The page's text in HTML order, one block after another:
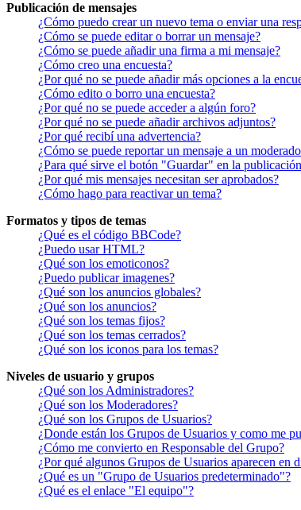
Publicación de mensajes
¿Cómo puedo crear un nuevo tema o enviar una
¿Cómo se puede editar o borrar un mensaje?
¿Cómo se puede añadir una firma a mi mensaje?
¿Cómo creo una encuesta?
¿Por qué no se puede añadir más opciones a la
¿Cómo edito o borro una encuesta?
¿Por qué no se puede acceder a algún foro?
¿Por qué no se puede añadir archivos adjuntos?
¿Por qué recibí una advertencia?
¿Cómo se puede reportar un mensaje a un
¿Para qué sirve el botón "Guardar" en la
¿Por qué mis mensajes necesitan ser aprobados?
¿Cómo hago para reactivar un tema?
Formatos y tipos de temas
¿Qué es el código BBCode?
¿Puedo usar HTML?
¿Qué son los emoticonos?
¿Puedo publicar imagenes?
¿Qué son los anuncios globales?
¿Qué son los anuncios?
¿Qué son los temas fijos?
¿Qué son los temas cerrados?
¿Qué son los iconos para los temas?
Niveles de usuario y grupos
¿Qué son los Administradores?
¿Qué son los Moderadores?
¿Qué son los Grupos de Usuarios?
¿Donde están los Grupos de Usuarios y como me
¿Cómo me convierto en Responsable del Grupo?
¿Por qué algunos Grupos de Usuarios aparecen en
¿Qué es un "Grupo de Usuarios predeterminado"?
¿Qué es el enlace "El equipo"?